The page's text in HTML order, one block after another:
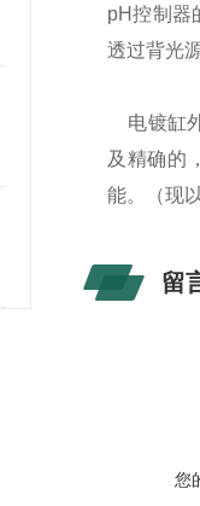
pH控制器
透过背光
电镀缸
及精确的
能。（现
留
您